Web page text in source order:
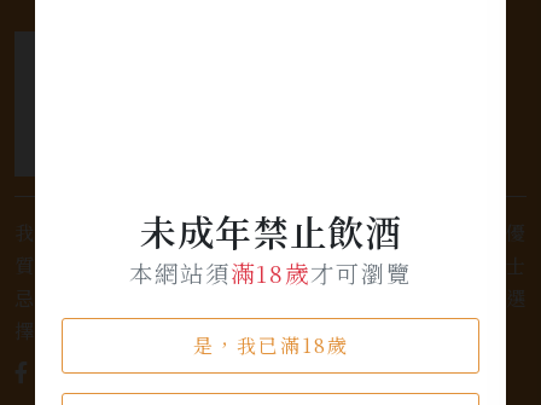
未成年禁止飲酒
本網站須滿18歲才可瀏覽
是，我已滿18歲
我們是專業銷售威士忌及各式酒類的店家，為您提供優
質的選擇和卓越的服務。不論您是熱愛品味經典的威士
忌，或者尋求一款特殊的葡萄酒，我們都有廣泛的選
擇，滿足您的個人口味和喜好。